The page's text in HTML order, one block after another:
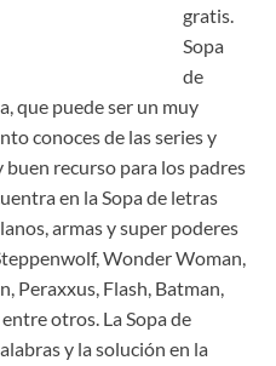
gratis.
Sopa
de
que puede ser un muy
conoces de las series y
recurso para los padres
en la Sopa de letras
armas y super poderes
Wonder Woman,
Peraxxus, Flash, Batman,
otros. La Sopa de
y la solución en la